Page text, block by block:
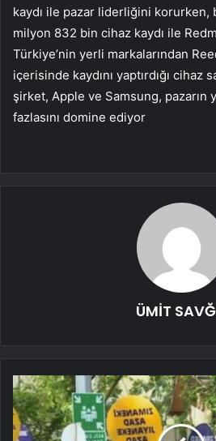
kaydı ile pazar liderliğini korurken,
milyon 832 bin cihaz kaydı ile
Türkiye’nin yerli markalarından
içerisinde kaydını yaptırdığı cihaz
şirket, Apple ve Samsung, pazarın
fazlasını domine ediyor
ÜMİT